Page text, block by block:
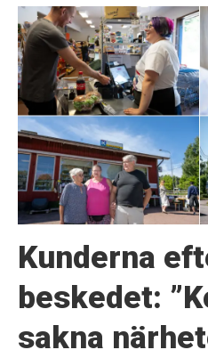
Kunderna
beskedet:
sakna